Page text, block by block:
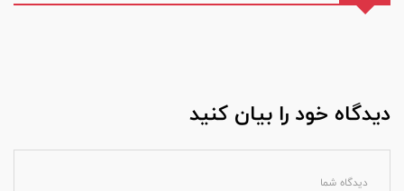
دیدگاه خود را بیان کنید